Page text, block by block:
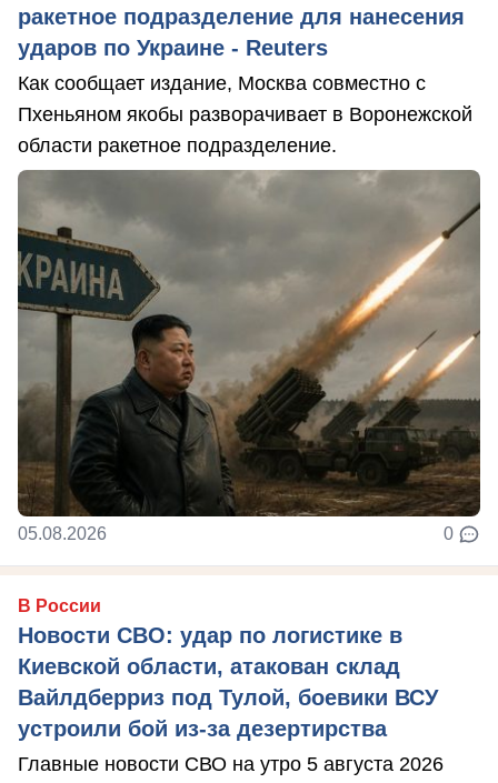
ракетное подразделение для нанесения
ударов по Украине - Reuters
Как сообщает издание, Москва совместно с
Пхеньяном якобы разворачивает в Воронежской
области ракетное подразделение.
05.08.2026 0
В России
Новости СВО: удар по логистике в
Киевской области, атакован склад
Вайлдберриз под Тулой, боевики ВСУ
устроили бой из-за дезертирства
Главные новости СВО на утро 5 августа 2026